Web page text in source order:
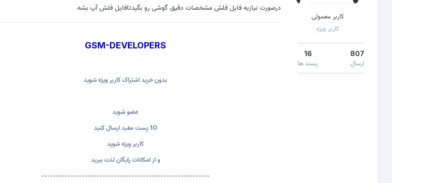
کاربر معمولی
کاربر ویژه
807
ارسال
16
پسند ها
درصورت نیازبه فایل فلش مشخصات دقیق گوشی رو بگیدتافایل فلش آپ بشه.
GSM-DEVELOPERS
بدون خرید اشتراک کاربر ویژه شوید
عضو شوید
10 پست مفید ارسال کنید
کاربر وِیژه شوید
و از امکانات رایگان لذت ببرید
----------------------------------------------------------